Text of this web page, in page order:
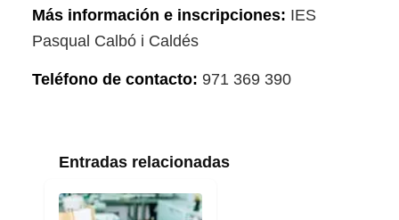
Más información e inscripciones: IES
Pasqual Calbó i Caldés
Teléfono de contacto: 971 369 390
Entradas relacionadas